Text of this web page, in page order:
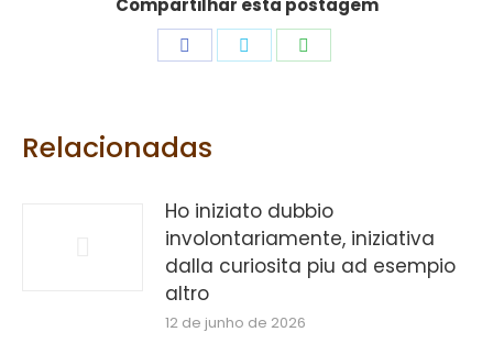
Compartilhar esta postagem
Relacionadas
Ho iniziato dubbio
involontariamente, iniziativa
dalla curiosita piu ad esempio
altro
12 de junho de 2026